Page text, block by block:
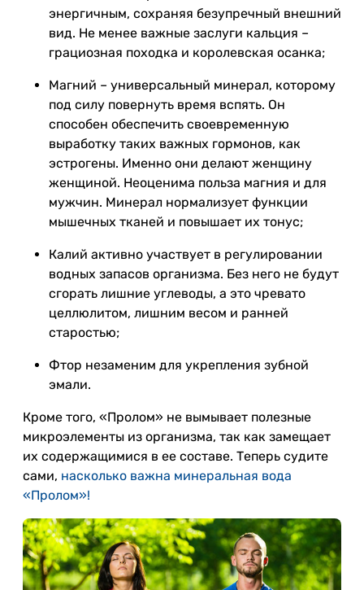
энергичным, сохраняя безупречный внешний
вид. Не менее важные заслуги кальция –
грациозная походка и королевская осанка;
Магний – универсальный минерал, которому
под силу повернуть время вспять. Он
способен обеспечить своевременную
выработку таких важных гормонов, как
эстрогены. Именно они делают женщину
женщиной. Неоценима польза магния и для
мужчин. Минерал нормализует функции
мышечных тканей и повышает их тонус;
Калий активно участвует в регулировании
водных запасов организма. Без него не будут
сгорать лишние углеводы, а это чревато
целлюлитом, лишним весом и ранней
старостью;
Фтор незаменим для укрепления зубной
эмали.
Кроме того, «Пролом» не вымывает полезные
микроэлементы из организма, так как замещает
их содержащимися в ее составе. Теперь судите
сами, насколько важна минеральная вода
«Пролом»!